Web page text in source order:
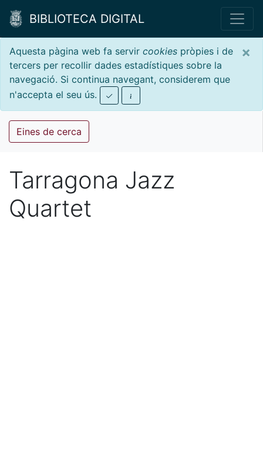
BIBLIOTECA DIGITAL
×
Aquesta pàgina web fa servir cookies pròpies i de
tercers per recollir dades estadístiques sobre la
navegació. Si continua navegant, considerem que
n'accepta el seu ús.
Eines de cerca
Tarragona Jazz
Quartet